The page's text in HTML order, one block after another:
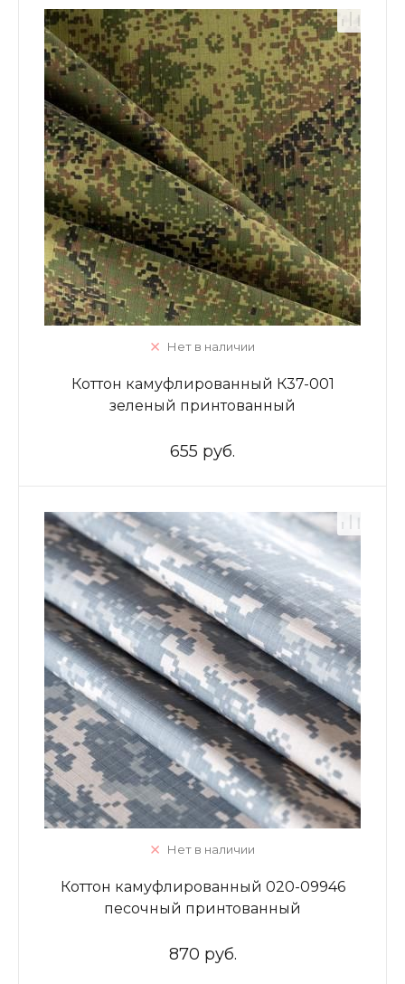
Нет в наличии
Коттон камуфлированный К37-001
зеленый принтованный
655 руб.
Нет в наличии
Коттон камуфлированный 020-09946
песочный принтованный
870 руб.